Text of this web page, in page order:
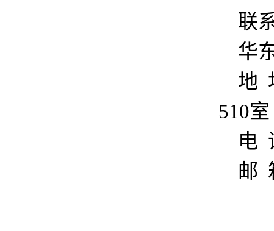
联
华
地
510室
电
邮